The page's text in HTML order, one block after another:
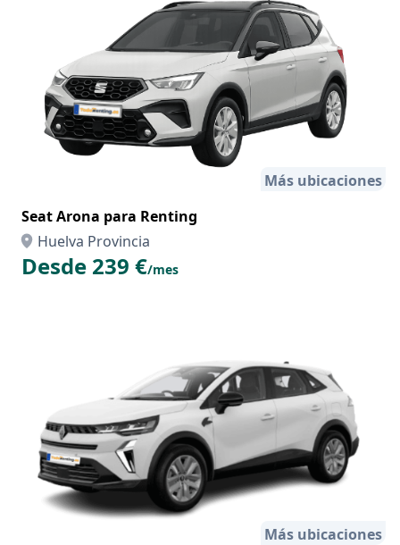
Más ubicaciones
Seat Arona para Renting
Huelva Provincia
Desde 239 €/mes
Más ubicaciones